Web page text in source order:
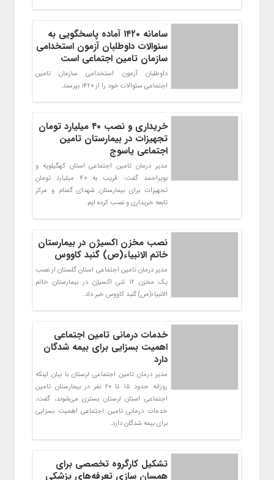
سامانه ۱۴۲۰ آماده پاسخگویی به
سئوالات داوطلبان آزمون استخدامی
سازمان تامین اجتماعی است
داوطلبان آزمون استخدامی سازمان تامین
اجتماعی سئوالات خود را از ۱۴۲۰ بپرسند.
خریداری و نصب ۴۰ میلیارد تومان
تجهیزات در بیمارستان تامین
اجتماعی یاسوج
مدیر درمان تامین اجتماعی استان کهگیلویه و
بویراحمد گفت: قریب به 40 میلیارد تومان
تجهیزات برای بیمارستان شهدای گمنام و مرکز
تابعه خریداری و نصب کرده ایم.
نصب مخزن اکسیژن در بیمارستان
خاتم الانبیاء(ص) گنبد کاووس
مدیر درمان تامین اجتماعی استان گلستان از نصب
یک مخزن 12 تنی اکسیژن در بیمارستان خاتم
الانبیاء(ص) گنبد کاووس خبر داد.
خدمات درمانی تامین اجتماعی
اهمیت بسزایی برای بیمه شدگان
دارد
مدیر درمان تامین اجتماعی لرستان با بیان اینکه
روزانه حدود ۱۵ تا ۲۰ نفر در بیمارستان تامین
اجتماعی استان لرستان بستری می‌شوند، گفت:
خدمات درمانی تامین اجتماعی اهمیت بسزایی
برای بیمه شدگان دارد.
تشکیل کارگروه تخصصی برای
همسان سازی تعرفه‌های پزشکی